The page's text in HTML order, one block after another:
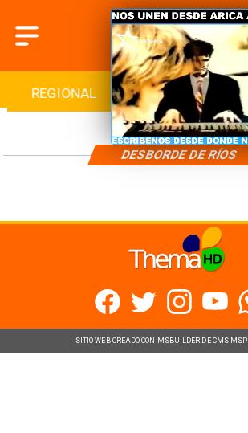
REGIONAL INTERNACIONAL
DESBORDE DE RÍOS
SITIO WEB CREADO CON MSBUILDER DE CMS-